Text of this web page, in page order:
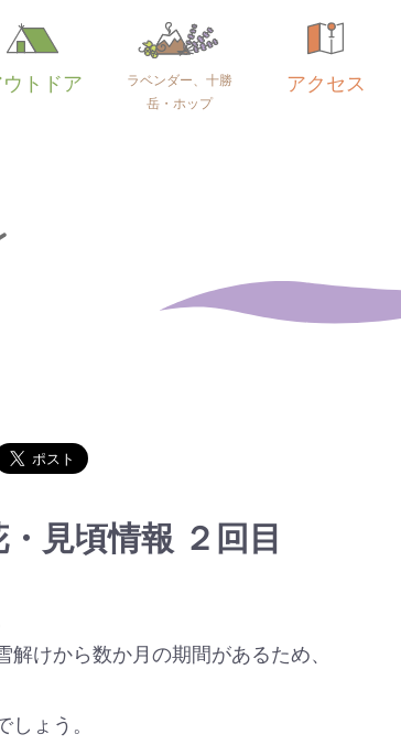
ウトドア
ラベンダー、十勝
岳・ホップ
アクセス
見頃情報 ２回目
けから数か月の期間があるため、
ょう。